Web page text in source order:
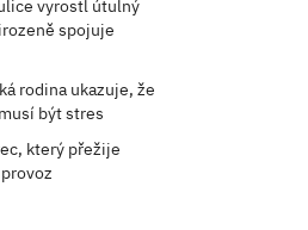
vyrostl útulný
spojuje
rodina ukazuje, že
být stres
který přežije